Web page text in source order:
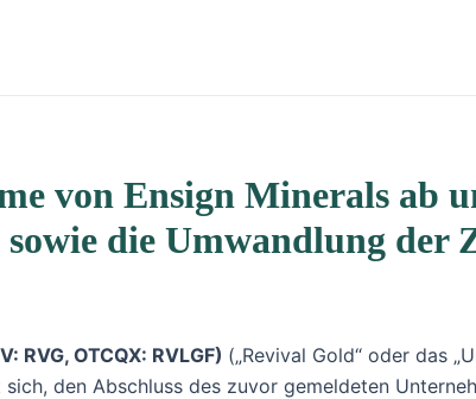
von Ensign Minerals ab
die Umwandlung der
RVG, OTCQX: RVLGF) („Revival Gold“ oder das
den Abschluss des zuvor gemeldeten